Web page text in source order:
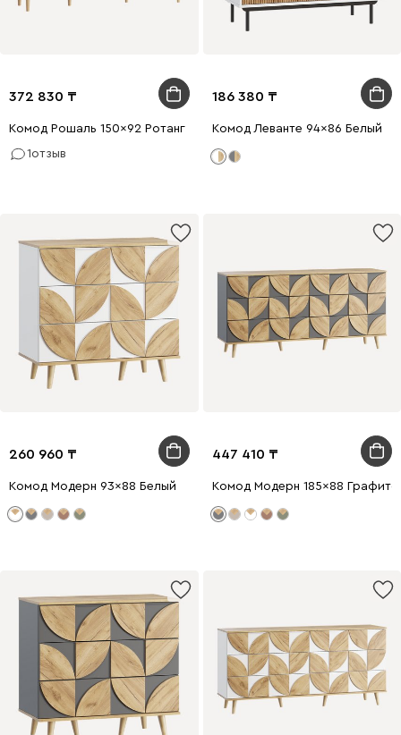
372 830
Комод Рошаль 150x92 Ротанг
1отзыв
186 380
Комод Леванте 94x86 Белый
260 960
Комод Модерн 93x88 Белый
447 410
Комод Модерн 185x88